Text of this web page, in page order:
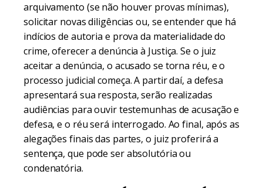
arquivamento (se não houver provas mínimas),
solicitar novas diligências ou, se entender que há
indícios de autoria e prova da materialidade do
crime, oferecer a denúncia à Justiça. Se o juiz
aceitar a denúncia, o acusado se torna réu, e o
processo judicial começa. A partir daí, a defesa
apresentará sua resposta, serão realizadas
audiências para ouvir testemunhas de acusação e
defesa, e o réu será interrogado. Ao final, após as
alegações finais das partes, o juiz proferirá a
sentença, que pode ser absolutória ou
condenatória.